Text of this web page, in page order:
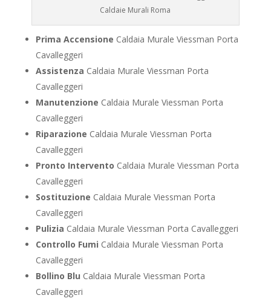
Caldaie Murali Roma
Prima Accensione Caldaia Murale Viessman Porta
Cavalleggeri
Assistenza Caldaia Murale Viessman Porta
Cavalleggeri
Manutenzione Caldaia Murale Viessman Porta
Cavalleggeri
Riparazione Caldaia Murale Viessman Porta
Cavalleggeri
Pronto Intervento Caldaia Murale Viessman Porta
Cavalleggeri
Sostituzione Caldaia Murale Viessman Porta
Cavalleggeri
Pulizia Caldaia Murale Viessman Porta Cavalleggeri
Controllo Fumi Caldaia Murale Viessman Porta
Cavalleggeri
Bollino Blu Caldaia Murale Viessman Porta
Cavalleggeri